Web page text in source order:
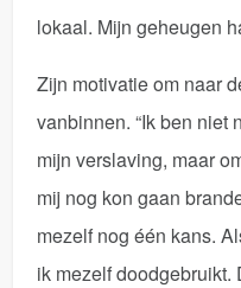
lokaal. Mijn geheugen
Zijn motivatie om naar
vanbinnen. “Ik ben niet
mijn verslaving, maar
mij nog kon gaan
mezelf nog één kans.
ik mezelf doodgebruikt.